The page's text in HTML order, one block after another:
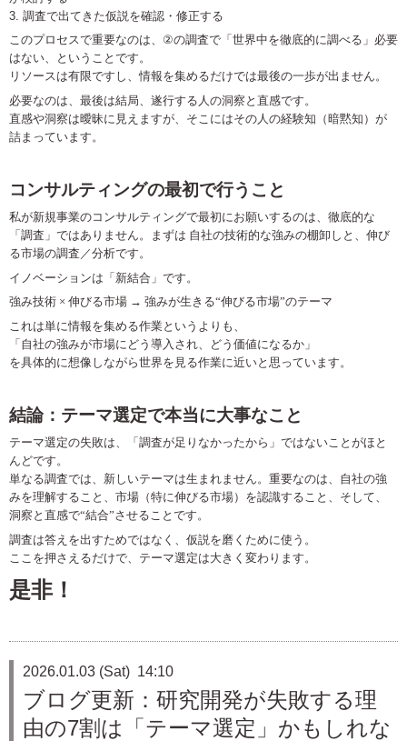
調査で出てきた仮説を確認・修正する
このプロセスで重要なのは、 ②の調査で「世界中を徹底的に調べる」必要
はない、ということです。
リソースは有限ですし、情報を集めるだけでは最後の一歩が出ません。
必要なのは、最後は結局、遂行する人の洞察と直感です。
直感や洞察は曖昧に見えますが、そこにはその人の経験知（暗黙知）が
詰まっています。
コンサルティングの最初で行うこと
私が新規事業のコンサルティングで最初にお願いするのは、徹底的な
「調査」ではありません。まずは 自社の技術的な強みの棚卸しと、伸び
る市場の調査／分析です。
イノベーションは「新結合」です。
強み技術 × 伸びる市場 → 強みが生きる“伸びる市場”のテーマ
これは単に情報を集める作業というよりも、
「自社の強みが市場にどう導入され、どう価値になるか」
を具体的に想像しながら世界を見る作業に近いと思っています。
結論：テーマ選定で本当に大事なこと
テーマ選定の失敗は、「調査が足りなかったから」ではないことがほと
んどです。
単なる調査では、新しいテーマは生まれません。重要なのは、自社の強
みを理解すること、市場（特に伸びる市場）を認識すること、そして、
洞察と直感で“結合”させることです。
調査は答えを出すためではなく、仮説を磨くために使う。
ここを押さえるだけで、テーマ選定は大きく変わります。
是非！
2026.01.03 (Sat) 14:10
ブログ更新：研究開発が失敗する理
由の7割は「テーマ選定」かもしれな